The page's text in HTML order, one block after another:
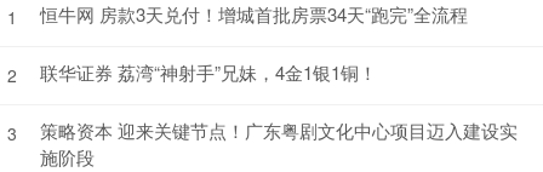
1 恒牛网 房款3天兑付！增城首批房票34天“跑完”全流程
2 联华证券 荔湾“神射手”兄妹，4金1银1铜！
3
策略资本 迎来关键节点！广东粤剧文化中心项目迈入建设实
施阶段